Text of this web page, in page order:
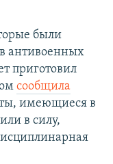
были
антивоенных
приготовил
сообщила
имеющиеся в
в силу,